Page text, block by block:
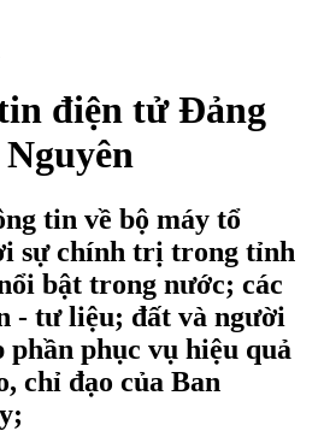
điện tử Đảng
tin về bộ máy tổ
sự chính trị trong tỉnh
bật trong nước; các
- tư liệu; đất và người
phần phục vụ hiệu quả
chỉ đạo của Ban